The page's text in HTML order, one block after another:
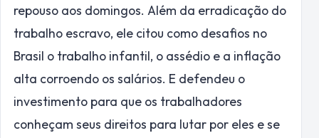
repouso aos domingos. Além da erradicação do
trabalho escravo, ele citou como desafios no
Brasil o trabalho infantil, o assédio e a inflação
alta corroendo os salários. E defendeu o
investimento para que os trabalhadores
conheçam seus direitos para lutar por eles e se